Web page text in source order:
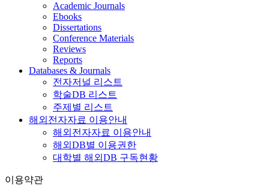
Academic Journals
Ebooks
Dissertations
Conference Materials
Reviews
Reports
Databases & Journals
전자저널 리스트
학술DB 리스트
주제별 리스트
해외전자자료 이용안내
해외전자자료 이용안내
해외DB별 이용권한
대학별 해외DB 구독현황
이용약관